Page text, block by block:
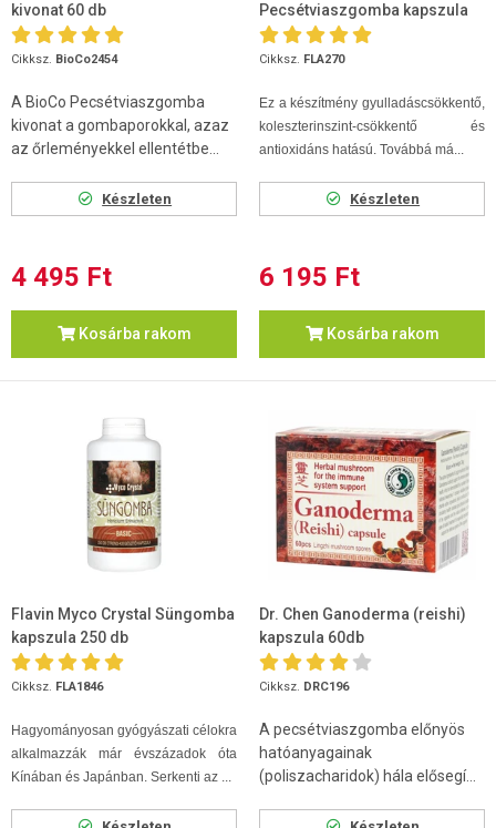
kivonat 60 db
Cikksz. BioCo2454
A BioCo Pecsétviaszgomba
kivonat a gombaporokkal, azaz
az őrleményekkel ellentétbe...
Készleten
4 495 Ft
Kosárba rakom
Pecsétviaszgomba kapszula
100 db
Cikksz. FLA270
Ez a készítmény gyulladáscsökkentő,
koleszterinszint-csökkentő és
antioxidáns hatású. Továbbá má...
Készleten
6 195 Ft
Kosárba rakom
Flavin Myco Crystal Süngomba
kapszula 250 db
Cikksz. FLA1846
Hagyományosan gyógyászati célokra
alkalmazzák már évszázadok óta
Kínában és Japánban. Serkenti az ...
Dr. Chen Ganoderma (reishi)
kapszula 60db
Cikksz. DRC196
A pecsétviaszgomba előnyös
hatóanyagainak
(poliszacharidok) hála elősegí...